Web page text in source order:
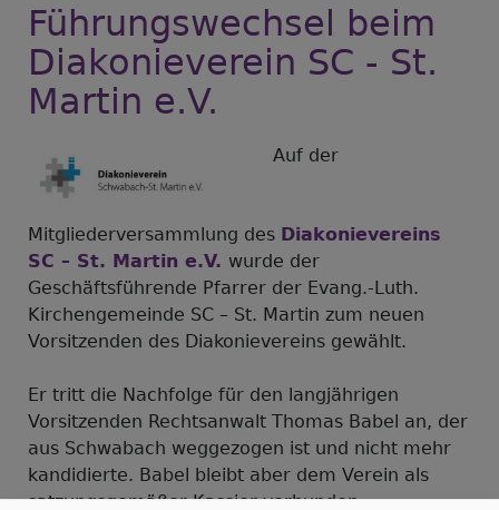
Asche"
-
Ausstellung
von
Führungswechsel beim
Diakonieverein SC - St.
Martin e.V.
Auf der
Mitgliederversammlung des Diakonievereins
SC – St. Martin e.V. wurde der
Geschäftsführende Pfarrer der Evang.-Luth.
Kirchengemeinde SC – St. Martin zum neuen
Vorsitzenden des Diakonievereins gewählt.
Er tritt die Nachfolge für den langjährigen
Vorsitzenden Rechtsanwalt Thomas Babel an, der
aus Schwabach weggezogen ist und nicht mehr
kandidierte. Babel bleibt aber dem Verein als
satzungsgemäßer Kassier verbunden.